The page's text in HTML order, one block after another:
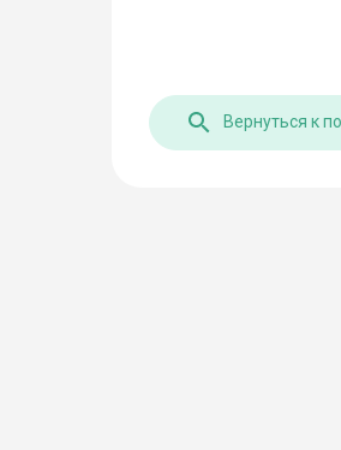
Вернуться к